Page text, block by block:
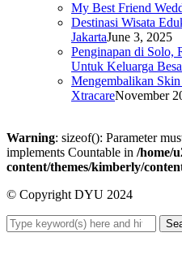
My Best Friend
Destinasi Wisata
JakartaJune 3, 2025
Penginapan di Solo,
Untuk Keluarga
Mengembalikan
XtracareNovember
Warning: sizeof(): Parameter
implements Countable in /home/
content/themes/kimberly/
© Copyright DYU 2024